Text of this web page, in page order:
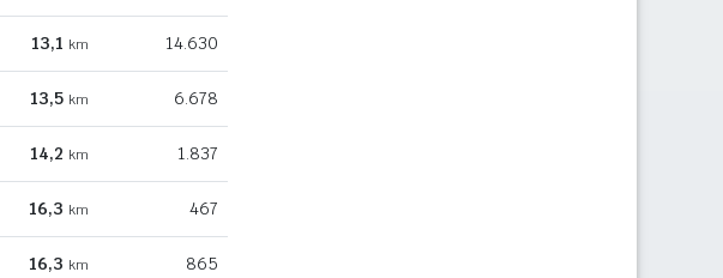
13,1 km 14.630
13,5 km 6.678
14,2 km 1.837
16,3 km 467
16,3 km 865